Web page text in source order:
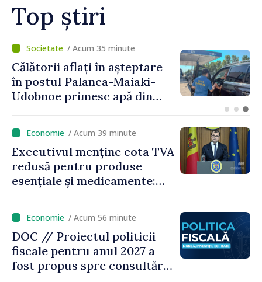
Top știri
/ Acum 17 minute
Ministra Finanțelor explică
principalele modificări
propuse la politica fiscală
venit
/ Acum 39 minute
Executivul menține cota TVA
redusă pentru produse
esențiale și medicamente:
pe seama consumului de
bază al oamenilor”
/ Acum 56 minute
DOC // Proiectul politicii
fiscale pentru anul 2027 a
fost propus spre consultări